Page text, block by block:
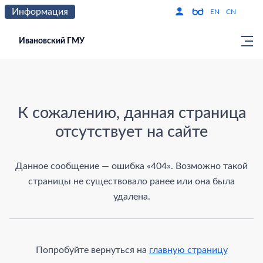
Информация Версия для
EN CN
Ивановский ГМУ
К сожалению, данная страница
отсутствует на сайте
Данное сообщение — ошибка «404». Возможно такой
страницы не существовало ранее или она была
удалена.
Попробуйте вернуться на главную страницу